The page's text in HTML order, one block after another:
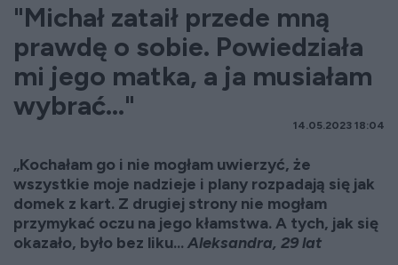
"Michał zataił przede mną
prawdę o sobie. Powiedziała
mi jego matka, a ja musiałam
wybrać..."
14.05.2023 18:04
„Kochałam go i nie mogłam uwierzyć, że
wszystkie moje nadzieje i plany rozpadają się jak
domek z kart. Z drugiej strony nie mogłam
przymykać oczu na jego kłamstwa. A tych, jak się
okazało, było bez liku... Aleksandra, 29 lat